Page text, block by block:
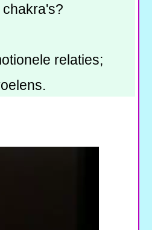
relaties;